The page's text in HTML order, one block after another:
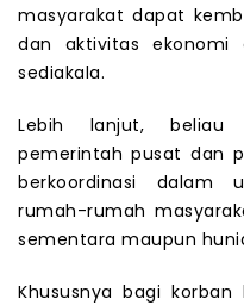
masyarakat dapat
dan aktivitas ekonomi
sediakala.
Lebih lanjut, beliau
pemerintah pusat dan
berkoordinasi dalam
rumah-rumah
sementara maupun
Khususnya bagi